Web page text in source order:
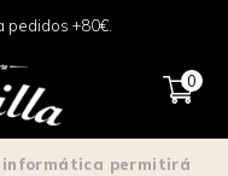
pedidos +80€.
0
permitirá